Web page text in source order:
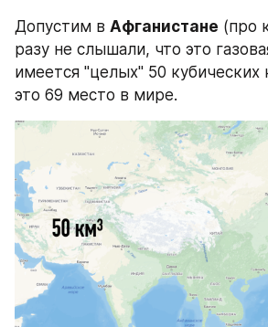
Допустим в Афганистане (про
разу не слышали, что это
имеется "целых" 50
это 69 место в мире.